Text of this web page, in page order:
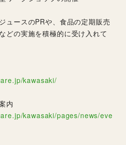
ュースのPRや、食品の定期販売
どの実施を積極的に受け入れて
kawasaki/
内
kawasaki/pages/news/eve